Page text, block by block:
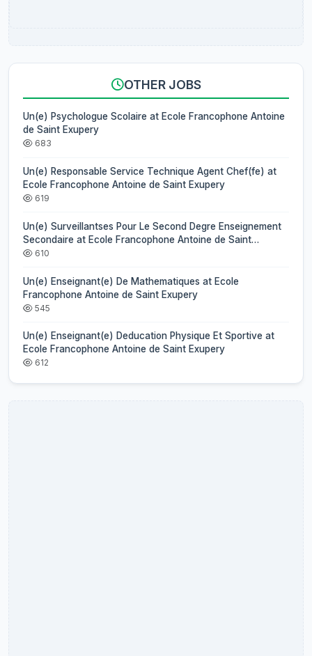
OTHER JOBS
Un(e) Psychologue Scolaire at Ecole Francophone Antoine
de Saint Exupery
683
Un(e) Responsable Service Technique Agent Chef(fe) at
Ecole Francophone Antoine de Saint Exupery
619
Un(e) Surveillantses Pour Le Second Degre Enseignement
Secondaire at Ecole Francophone Antoine de Saint
Exupery
610
Un(e) Enseignant(e) De Mathematiques at Ecole
Francophone Antoine de Saint Exupery
545
Un(e) Enseignant(e) Deducation Physique Et Sportive at
Ecole Francophone Antoine de Saint Exupery
612